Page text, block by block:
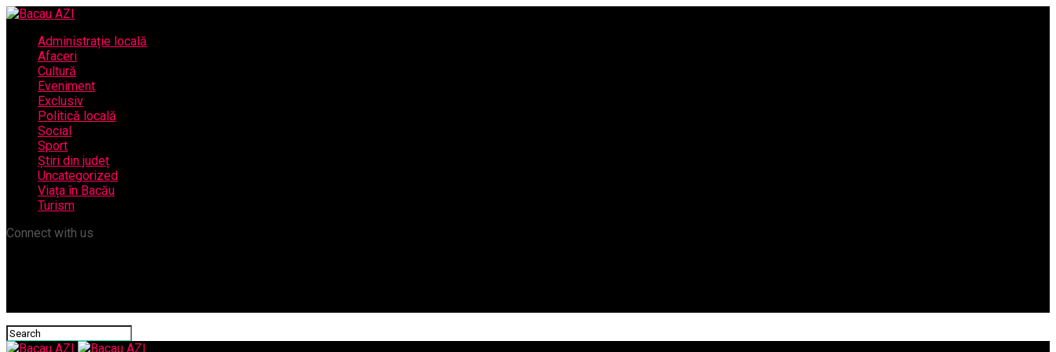
Administrație locală
Afaceri
Cultură
Eveniment
Exclusiv
Politică locală
Social
Sport
Știri din județ
Uncategorized
Viața în Bacău
Turism
Connect with us